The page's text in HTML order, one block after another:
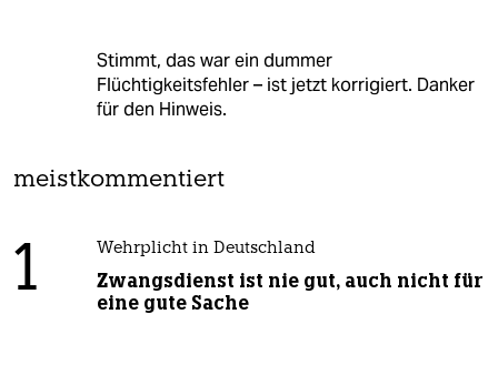
Stimmt, das war ein dummer
Flüchtigkeitsfehler – ist jetzt korrigiert. Danker
für den Hinweis.
meistkommentiert
1 Wehrplicht in Deutschland
Zwangsdienst ist nie gut, auch nicht für
eine gute Sache